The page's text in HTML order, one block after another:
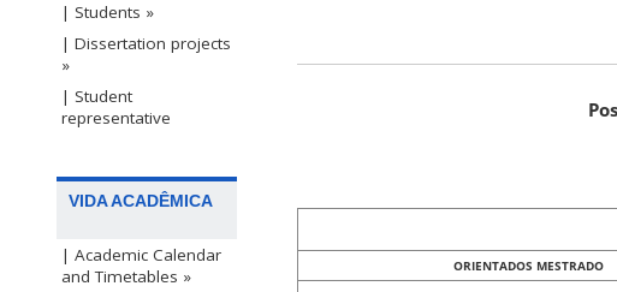
| Students »
| Dissertation projects
»
| Student
representative
VIDA ACADÊMICA
| Academic Calendar
and Timetables »
ORIENTADOS MESTRADO